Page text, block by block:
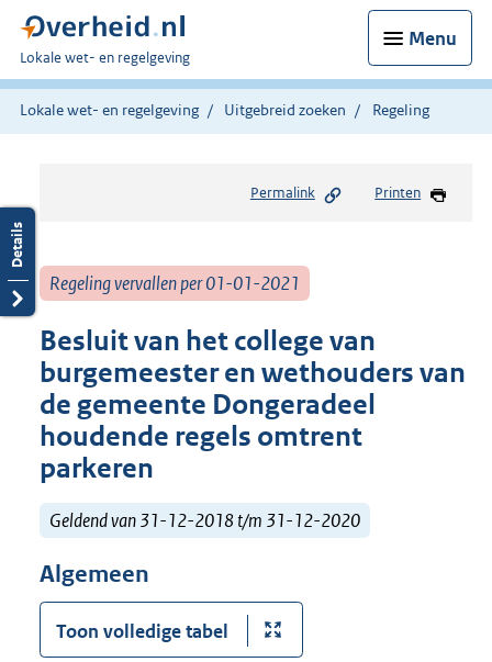
Menu
U
bent
hier:
Lokale wet- en regelgeving
Lokale wet- en regelgeving Uitgebreid zoeken Regeling
Permalink Printen
Regeling vervallen per 01-01-2021
Besluit van het college van
burgemeester en wethouders van
de gemeente Dongeradeel
houdende regels omtrent
parkeren
Geldend van 31-12-2018 t/m 31-12-2020
Algemeen
Toon volledige tabel